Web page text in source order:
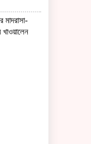
মাদরাসা-
খাওয়ালেন